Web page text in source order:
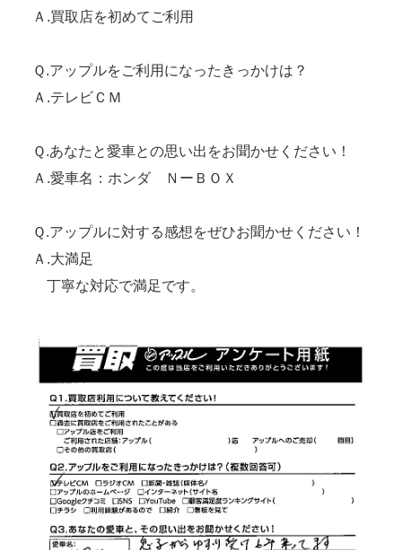
Ａ.買取店を初めてご利用
Ｑ.アップルをご利用になったきっかけは？
Ａ.テレビＣＭ
Ｑ.あなたと愛車との思い出をお聞かせください！
Ａ.愛車名：ホンダ ＮーＢＯＸ
Ｑ.アップルに対する感想をぜひお聞かせください！
Ａ.大満足
丁寧な対応で満足です。